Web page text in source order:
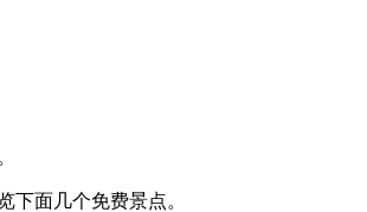
面几个免费景点。